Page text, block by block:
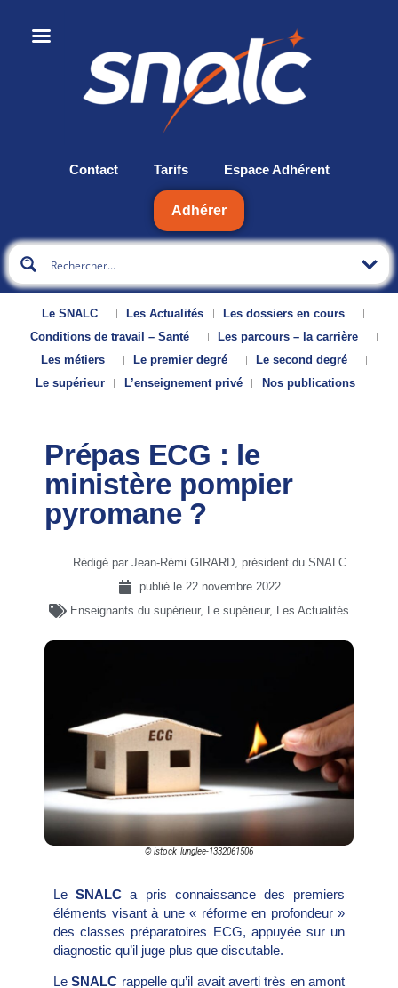
Contact Tarifs Espace Adhérent
Adhérer
Le SNALC Les Actualités
Les dossiers en cours
Conditions de travail – Santé
Les parcours – la carrière
Les métiers
Le premier degré
Le second degré
Le supérieur
L’enseignement privé Nos publications
Prépas ECG : le
ministère pompier
pyromane ?
Rédigé par Jean-Rémi GIRARD, président du SNALC
publié le 22 novembre 2022
Enseignants du supérieur, Le supérieur, Les Actualités
© istock_lunglee-1332061506
LeSNALC a pris connaissance des premiers
éléments visant à une « réforme en profondeur »
des classes préparatoires ECG, appuyée sur un
diagnostic qu’il juge plus que discutable.
LeSNALC rappelle qu’il avait averti très en amont